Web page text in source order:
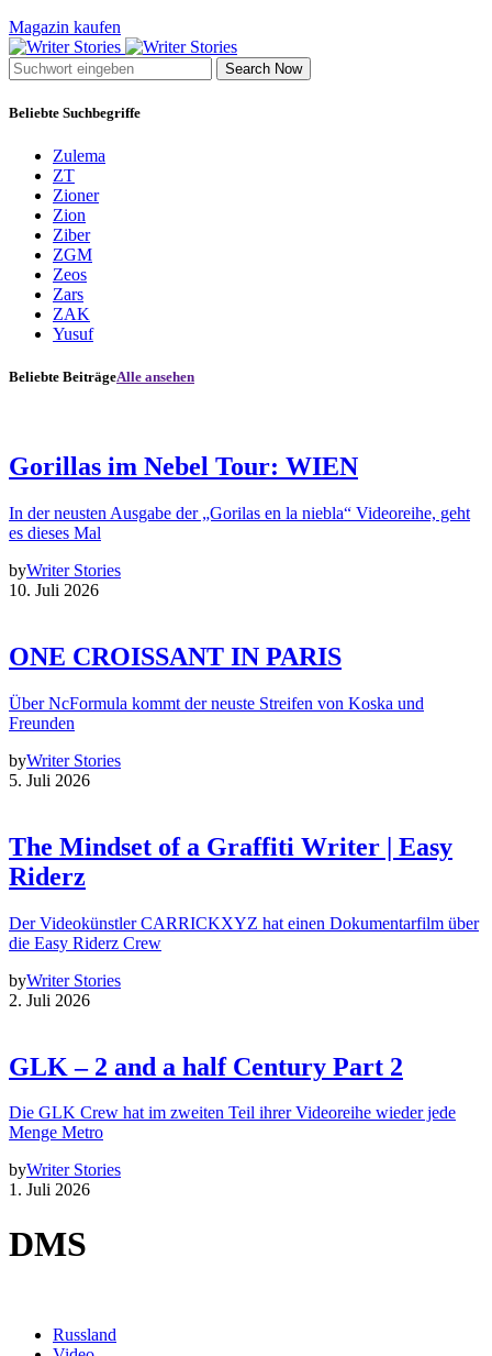
Magazin kaufen
Search Now
Beliebte Suchbegriffe
Zulema
ZT
Zioner
Zion
Ziber
ZGM
Zeos
Zars
ZAK
Yusuf
Beliebte BeiträgeAlle ansehen
Gorillas im Nebel Tour: WIEN
In der neusten Ausgabe der „Gorilas en la niebla“ Videoreihe, geht
es dieses Mal
byWriter Stories
10. Juli 2026
ONE CROISSANT IN PARIS
Über NcFormula kommt der neuste Streifen von Koska und
Freunden
byWriter Stories
5. Juli 2026
The Mindset of a Graffiti Writer | Easy
Riderz
Der Videokünstler CARRICKXYZ hat einen Dokumentarfilm über
die Easy Riderz Crew
byWriter Stories
2. Juli 2026
GLK – 2 and a half Century Part 2
Die GLK Crew hat im zweiten Teil ihrer Videoreihe wieder jede
Menge Metro
byWriter Stories
1. Juli 2026
DMS
Russland